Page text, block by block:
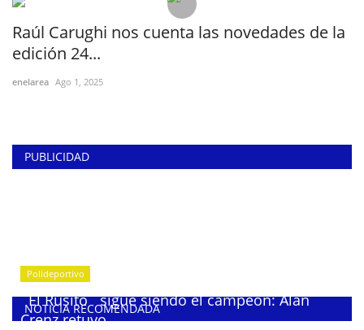
Raúl Carughi nos cuenta las novedades de la
edición 24...
enelarea Ago 1, 2025
PUBLICIDAD
NOTICIA RECOMENDADA
Polideportivo
¨El Rusito¨ sigue siendo el campeón: Alan
Crenz retuvo...